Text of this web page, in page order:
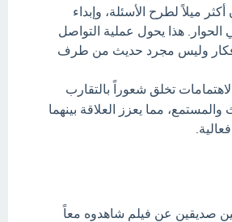
ميلاً لطرح الأسئلة، وإبداء
الحوار. هذا يحول عملية التواصل
وليس مجرد حديث من طرف
تخلق شعوراً بالتقارب
والمستمع، مما يعزز العلاقة بينهما
صديقين عن فيلم شاهدوه معاً